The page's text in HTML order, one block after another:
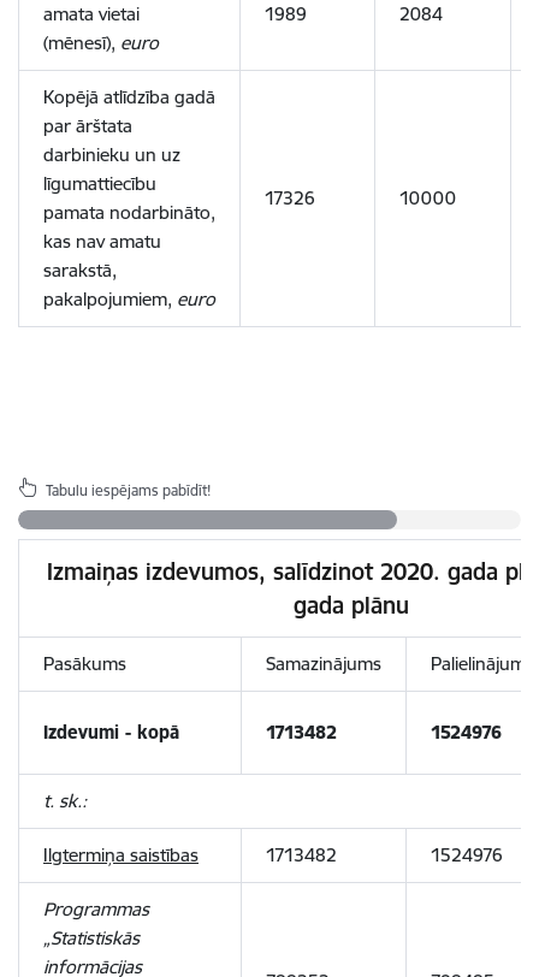
amata vietai
(mēnesī), euro
1989 2084
Kopējā atlīdzība gadā
par ārštata
darbinieku un uz
līgumattiecību
pamata nodarbināto,
kas nav amatu
sarakstā,
pakalpojumiem, euro
17326 10000
Tabulu iespējams pabīdīt!
Izmaiņas izdevumos, salīdzinot 2020. gada
gada plānu
Pasākums Samazinājums Palielinājums
Izdevumi - kopā 1713482 1524976
t. sk.:
Ilgtermiņa saistības 1713482 1524976
Programmas
„Statistiskās
informācijas